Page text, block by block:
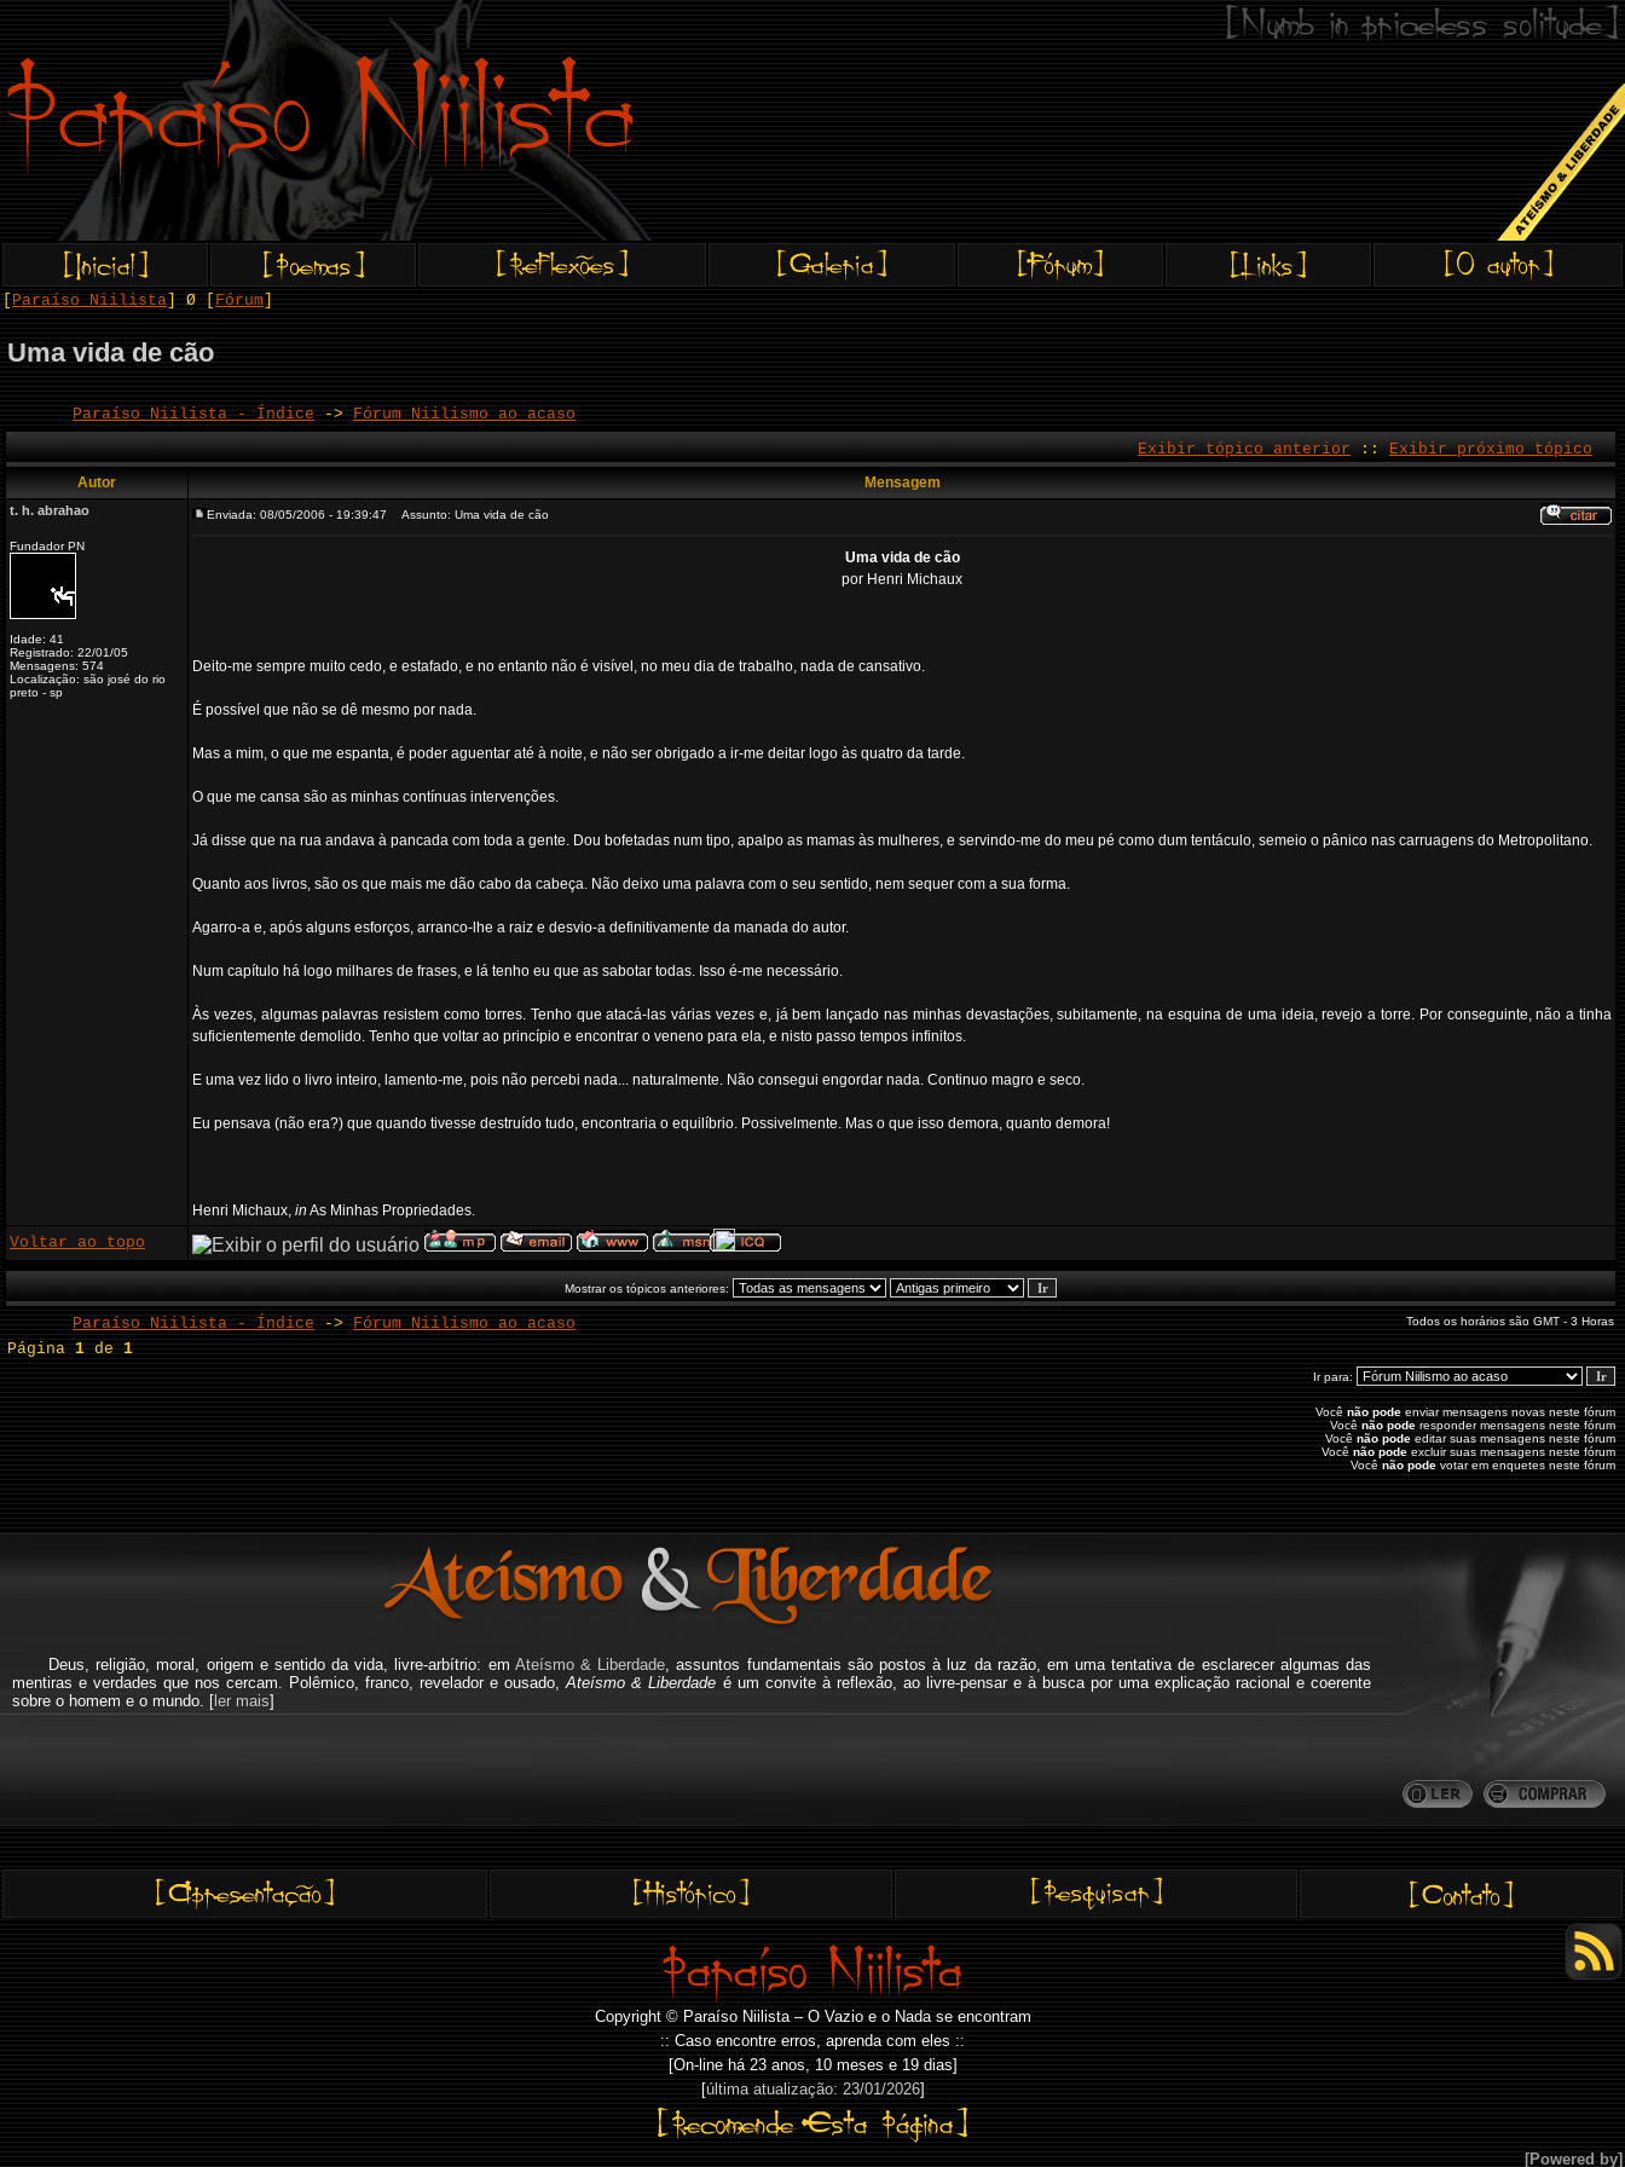
Paraíso Niilista ] Ø [ Fórum
Uma vida de cão
Paraíso Niilista - Índice -> Fórum Niilismo ao acaso
Exibir tópico anterior :: Exibir próximo tópico
Autor Mensagem
t. h. abrahao
Fundador PN
Idade: 41
Registrado: 22/01/05
Mensagens: 574
Localização: são josé do rio
preto - sp
Enviada: 08/05/2006 - 19:39:47 Assunto: Uma vida de cão
Uma vida de cão
por Henri Michaux
Deito-me sempre muito cedo, e estafado, e no entanto não é visível, no meu dia de trabalho, nada de cansativo.
É possível que não se dê mesmo por nada.
Mas a mim, o que me espanta, é poder aguentar até à noite, e não ser obrigado a ir-me deitar logo às quatro da tarde.
O que me cansa são as minhas contínuas intervenções.
Já disse que na rua andava à pancada com toda a gente. Dou bofetadas num tipo, apalpo as mamas às mulheres, e servindo-me do meu pé como dum tentáculo, semeio o pânico nas carruagens do Metropolitano.
Quanto aos livros, são os que mais me dão cabo da cabeça. Não deixo uma palavra com o seu sentido, nem sequer com a sua forma.
Agarro-a e, após alguns esforços, arranco-lhe a raiz e desvio-a definitivamente da manada do autor.
Num capítulo há logo milhares de frases, e lá tenho eu que as sabotar todas. Isso é-me necessário.
Às vezes, algumas palavras resistem como torres. Tenho que atacá-las várias vezes e, já bem lançado nas minhas devastações, subitamente, na esquina de uma ideia, revejo a torre. Por conseguinte, não a tinha
suficientemente demolido. Tenho que voltar ao princípio e encontrar o veneno para ela, e nisto passo tempos infinitos.
E uma vez lido o livro inteiro, lamento-me, pois não percebi nada... naturalmente. Não consegui engordar nada. Continuo magro e seco.
Eu pensava (não era?) que quando tivesse destruído tudo, encontraria o equilíbrio. Possivelmente. Mas o que isso demora, quanto demora!
Henri Michaux, in As Minhas Propriedades.
Voltar ao topo
Mostrar os tópicos anteriores:
Paraíso Niilista - Índice -> Fórum Niilismo ao acaso Todos os horários são GMT - 3 Horas
Página1 de1
Ir para:
Vocênão pode enviar mensagens novas neste fórum
Vocênão pode responder mensagens neste fórum
Vocênão pode editar suas mensagens neste fórum
Vocênão pode excluir suas mensagens neste fórum
Vocênão pode votar em enquetes neste fórum
Deus, religião, moral, origem e sentido da vida, livre-arbítrio: em Ateísmo & Liberdade , assuntos fundamentais são postos à luz da razão, em uma tentativa de esclarecer algumas das
mentiras e verdades que nos cercam. Polêmico, franco, revelador e ousado,Ateísmo & Liberdade é um convite à reflexão, ao livre-pensar e à busca por uma explicação racional e coerente
sobre o homem e o mundo. [ler mais]
Copyright © Paraíso Niilista – O Vazio e o Nada se encontram
:: Caso encontre erros, aprenda com eles ::
[On-line há 23 anos, 10 meses e 19 dias]
[última atualização: 23/01/2026]
[Powered by]